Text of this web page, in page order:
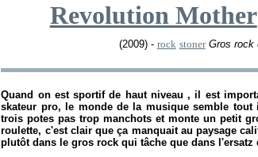
Revolution Mother
(2009) - rock stoner Gros rock
Quand on est sportif de haut niveau , il est
skateur pro, le monde de la musique semble
trois potes pas trop manchots et monte un petit
roulette, c'est clair que ça manquait au paysage
plutôt dans le gros rock qui tâche que dans l'ersatz